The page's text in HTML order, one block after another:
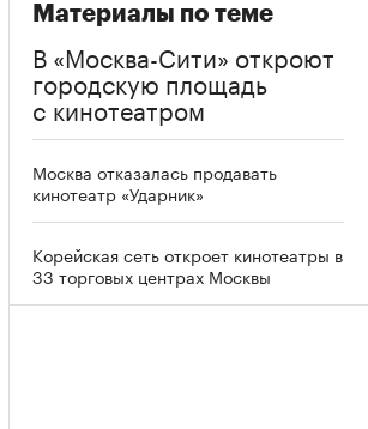
Материалы по теме
В «Москва-Сити» откроют
городскую площадь
с кинотеатром
Москва отказалась продавать
кинотеатр «Ударник»
Корейская сеть откроет кинотеатры в
33 торговых центрах Москвы